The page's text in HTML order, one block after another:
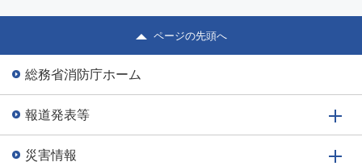
度化検討会委員名簿 資料2 土砂災害における効果的な救
助手法に関する高度化検討会開催要綱 資料3 検討会の目
ページの先頭へ
総務省消防庁ホーム
報道発表等
災害情報